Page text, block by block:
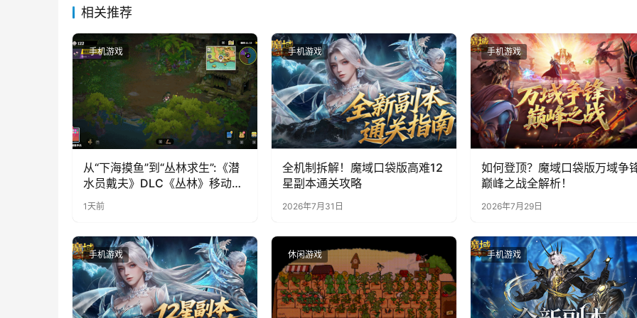
相关推荐
手机游戏
从“下海摸鱼”到“丛林求生”:《潜
水员戴夫》DLC《丛林》移动端
定档8月14日
1天前
手机游戏
全机制拆解！魔域口袋版高难12
星副本通关攻略
2026年7月31日
手机游戏
如何登顶？魔域口袋版万域争
巅峰之战全解析！
2026年7月29日
手机游戏 休闲游戏 手机游戏